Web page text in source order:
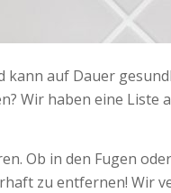
kann auf Dauer
Wir haben eine
Ob in den Fugen
zu entfernen! Wir